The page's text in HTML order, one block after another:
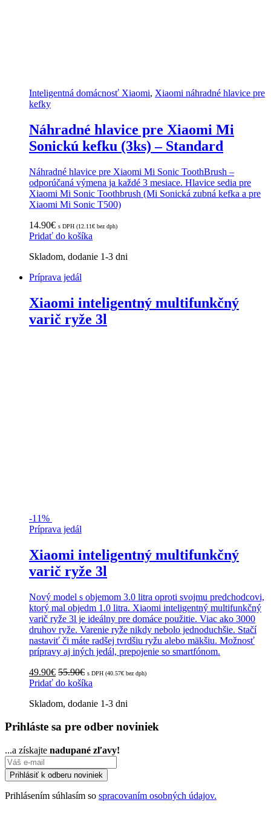
Inteligentná domácnosť Xiaomi, Xiaomi náhradné hlavice pre
kefky
Náhradné hlavice pre Xiaomi Mi
Sonickú kefku (3ks) – Standard
Náhradné hlavice pre Xiaomi Mi Sonic ToothBrush –
odporúčaná výmena ja každé 3 mesiace. Hlavice sedia pre
Xiaomi Mi Sonic Toothbrush (Mi Sonická zubná kefka a pre
Xiaomi Mi Sonic T500)
14.90€ s DPH (12.11€ bez dph)
Pridať do košíka
Skladom, dodanie 1-3 dni
Príprava jedál
Xiaomi inteligentný multifunkčný
varič ryže 3l
-11%
Príprava jedál
Xiaomi inteligentný multifunkčný
varič ryže 3l
Nový model s objemom 3.0 litra oproti svojmu predchodcovi,
ktorý mal objedm 1.0 litra. Xiaomi inteligentný multifunkčný
varič ryže 3l je ideálny pre domáce použitie. Viac ako 3000
druhov ryže. Varenie ryže nikdy nebolo jednoduchšie. Stačí
nastaviť či máte radšej tvrdšiu ryžu alebo mäkšiu. Možnosť
prípravy aj iných jedál, prepojenie so smartfónom.
49.90€ 55.90€ s DPH (40.57€ bez dph)
Pridať do košíka
Skladom, dodanie 1-3 dni
Prihláste sa pre odber noviniek
...a získajte nadupané zľavy!
Prihlásením súhlasím so spracovaním osobných údajov.